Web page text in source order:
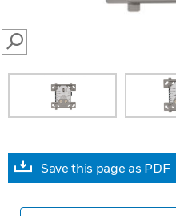
SEARCH
Save this page as PDF